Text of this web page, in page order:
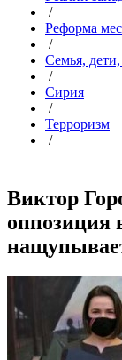
/
Реформа
/
Семья,
/
Сирия
/
Терроризм
/
Виктор
оппозиция